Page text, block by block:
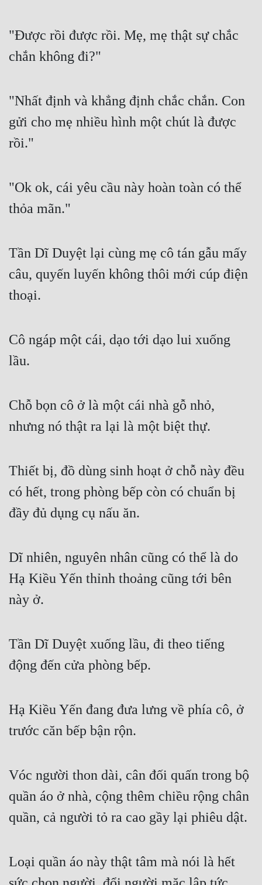
"Được rồi được rồi. Mẹ, mẹ thật sự chắc
chắn không đi?"
"Nhất định và khẳng định chắc chắn. Con
gửi cho mẹ nhiều hình một chút là được
rồi."
"Ok ok, cái yêu cầu này hoàn toàn có thể
thỏa mãn."
Tần Dĩ Duyệt lại cùng mẹ cô tán gẫu mấy
câu, quyến luyến không thôi mới cúp điện
thoại.
Cô ngáp một cái, dạo tới dạo lui xuống
lầu.
Chỗ bọn cô ở là một cái nhà gỗ nhỏ,
nhưng nó thật ra lại là một biệt thự.
Thiết bị, đồ dùng sinh hoạt ở chỗ này đều
có hết, trong phòng bếp còn có chuẩn bị
đầy đủ dụng cụ nấu ăn.
Dĩ nhiên, nguyên nhân cũng có thể là do
Hạ Kiều Yến thỉnh thoảng cũng tới bên
này ở.
Tần Dĩ Duyệt xuống lầu, đi theo tiếng
động đến cửa phòng bếp.
Hạ Kiều Yến đang đưa lưng về phía cô, ở
trước căn bếp bận rộn.
Vóc người thon dài, cân đối quấn trong bộ
quần áo ở nhà, cộng thêm chiều rộng chân
quần, cả người tỏ ra cao gầy lại phiêu dật.
Loại quần áo này thật tâm mà nói là hết